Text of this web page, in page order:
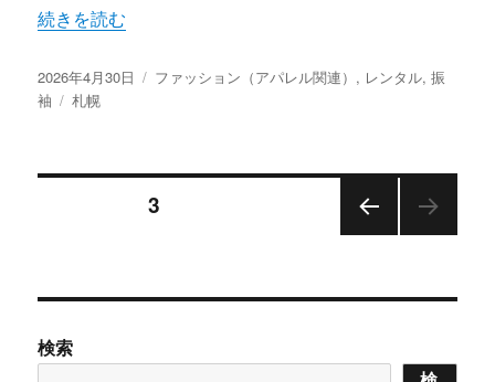
“札幌で叶える夢の振袖体験冬の寒さも華麗に彩る秘密”
続きを読む
投
稿
2026年4月30日
カ
ー
ファッション（アパレル関連） , レンタル,振
袖
タ
札幌
の
ペ
固定ページ3
検索